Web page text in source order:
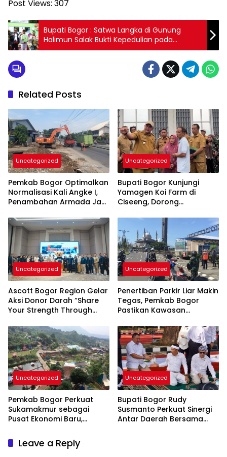
Post Views: 307
Bupati Bogor : Satwa Langka di Gunung
Halimun Salak Bukti Kepedulian pada
Kelestarian Alam
Related Posts
Uncategorized
Pemkab Bogor Optimalkan
Normalisasi Kali Angke I,
Penambahan Armada Jadi
Uncategorized
Bupati Bogor Kunjungi
Yamagen Koi Farm di
Ciseeng, Dorong
Perikanan Daerah
Uncategorized
Ascott Bogor Region Gelar
Aksi Donor Darah “Share
Your Strength Through
PMI Kabupaten Bogor
Uncategorized
Penertiban Parkir Liar Makin
Tegas, Pemkab Bogor
Pastikan Kawasan
Uncategorized
Pemkab Bogor Perkuat
Sukamakmur sebagai
Pusat Ekonomi Baru,
Bogor Timur
Uncategorized
Bupati Bogor Rudy
Susmanto Perkuat Sinergi
Antar Daerah Bersama
Leave a Reply